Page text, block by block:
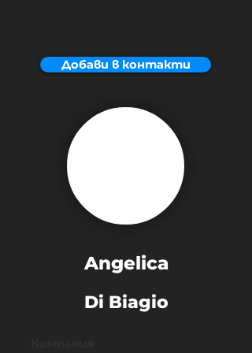
Добави в контакти
Angelica
Di Biagio